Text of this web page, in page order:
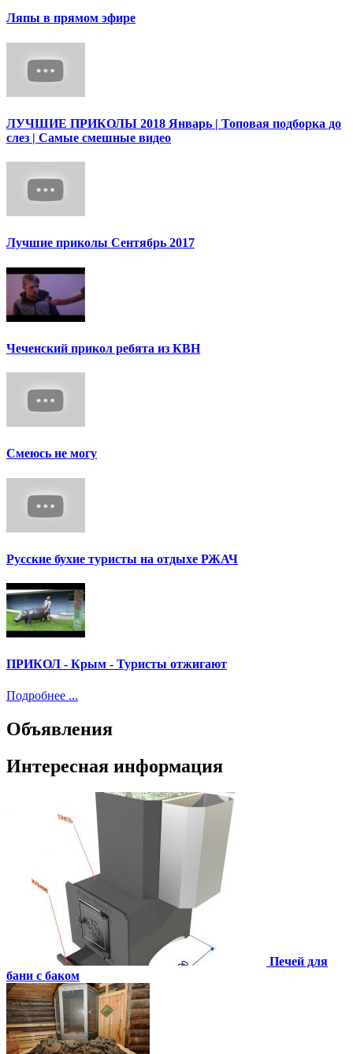
Ляпы в прямом эфире
ЛУЧШИЕ ПРИКОЛЫ 2018 Январь | Топовая подборка до
слез | Самые смешные видео
Лучшие приколы Сентябрь 2017
Чеченский прикол ребята из КВН
Смеюсь не могу
Русские бухие туристы на отдыхе РЖАЧ
ПРИКОЛ - Крым - Туристы отжигают
Подробнее ...
Объявления
Интересная информация
Печей для
бани с баком